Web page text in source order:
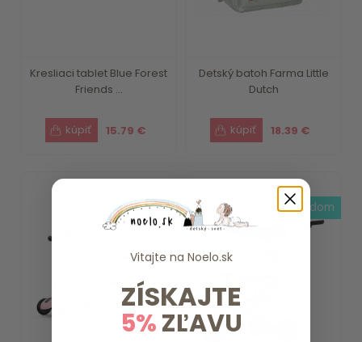
Kresliaci tablet Blue Forest
Friends ...
15.79 €
Detský batoh Farma Little
Dutch
18.39 €
do 7 dní skladom
Vitajte na Noelo.sk
ZÍSKAJTE
5%ZĽAVU